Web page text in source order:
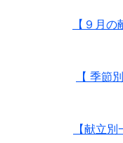
【９月の
【 季節
【献立